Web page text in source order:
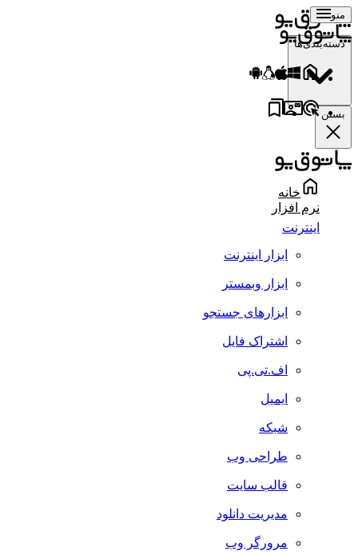
منو
دسته‌بندی‌ها
بستن
خانه
نرم افزار
اینترنت
ابزار اینترنت
ابزار وبمستر
ابزارهای جستجو
اشتراک فایل
اف.تی.پی
ایمیل
شبکه
طراحی وب
قالب سایت
مدیریت دانلود
مرورگر وب